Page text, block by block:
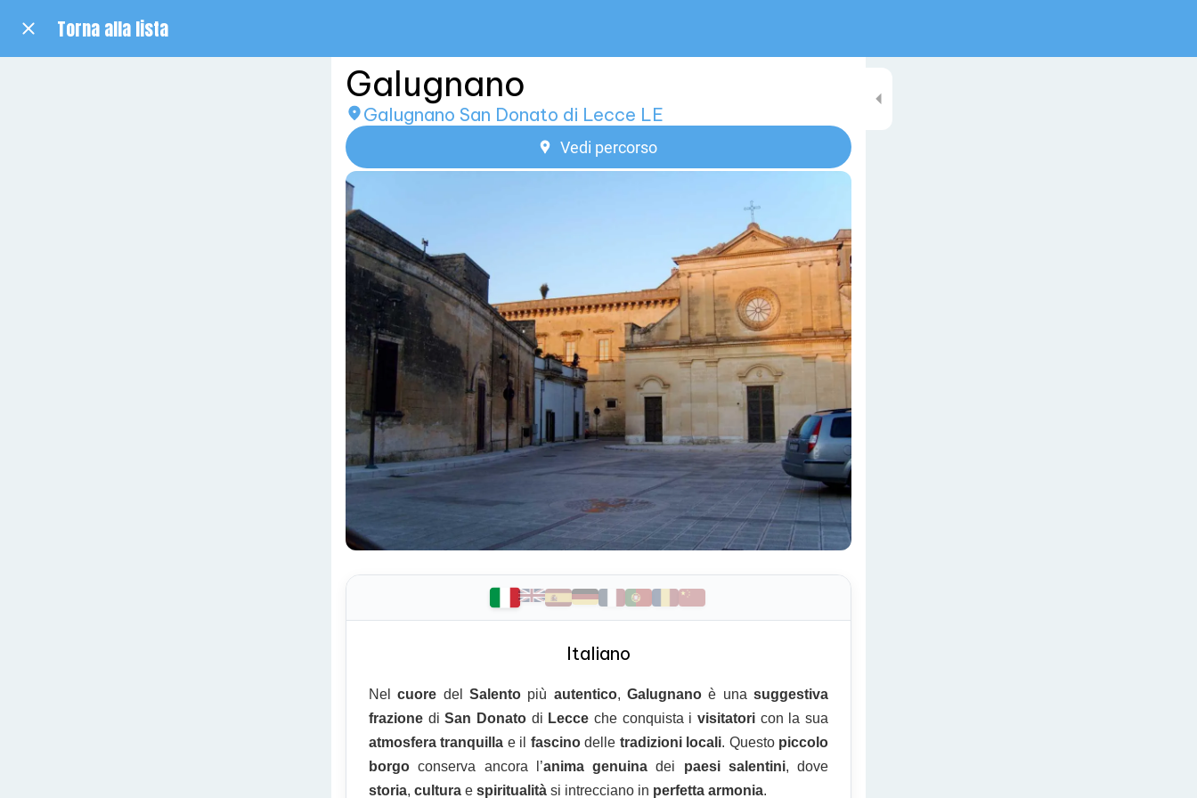
Torna alla lista
Galugnano
Galugnano San Donato di Lecce LE
Vedi percorso
Italiano
Nelcuore delSalento più autentico,Galugnano è unasuggestiva
frazione diSan Donato di Lecce che conquista ivisitatori con la sua
atmosfera tranquilla e il fascinodelle tradizioni locali. Questo piccolo
borgo conserva ancora l’anima genuina dei paesi salentini, dove
storia, cultura e spiritualità si intrecciano in perfetta armonia.